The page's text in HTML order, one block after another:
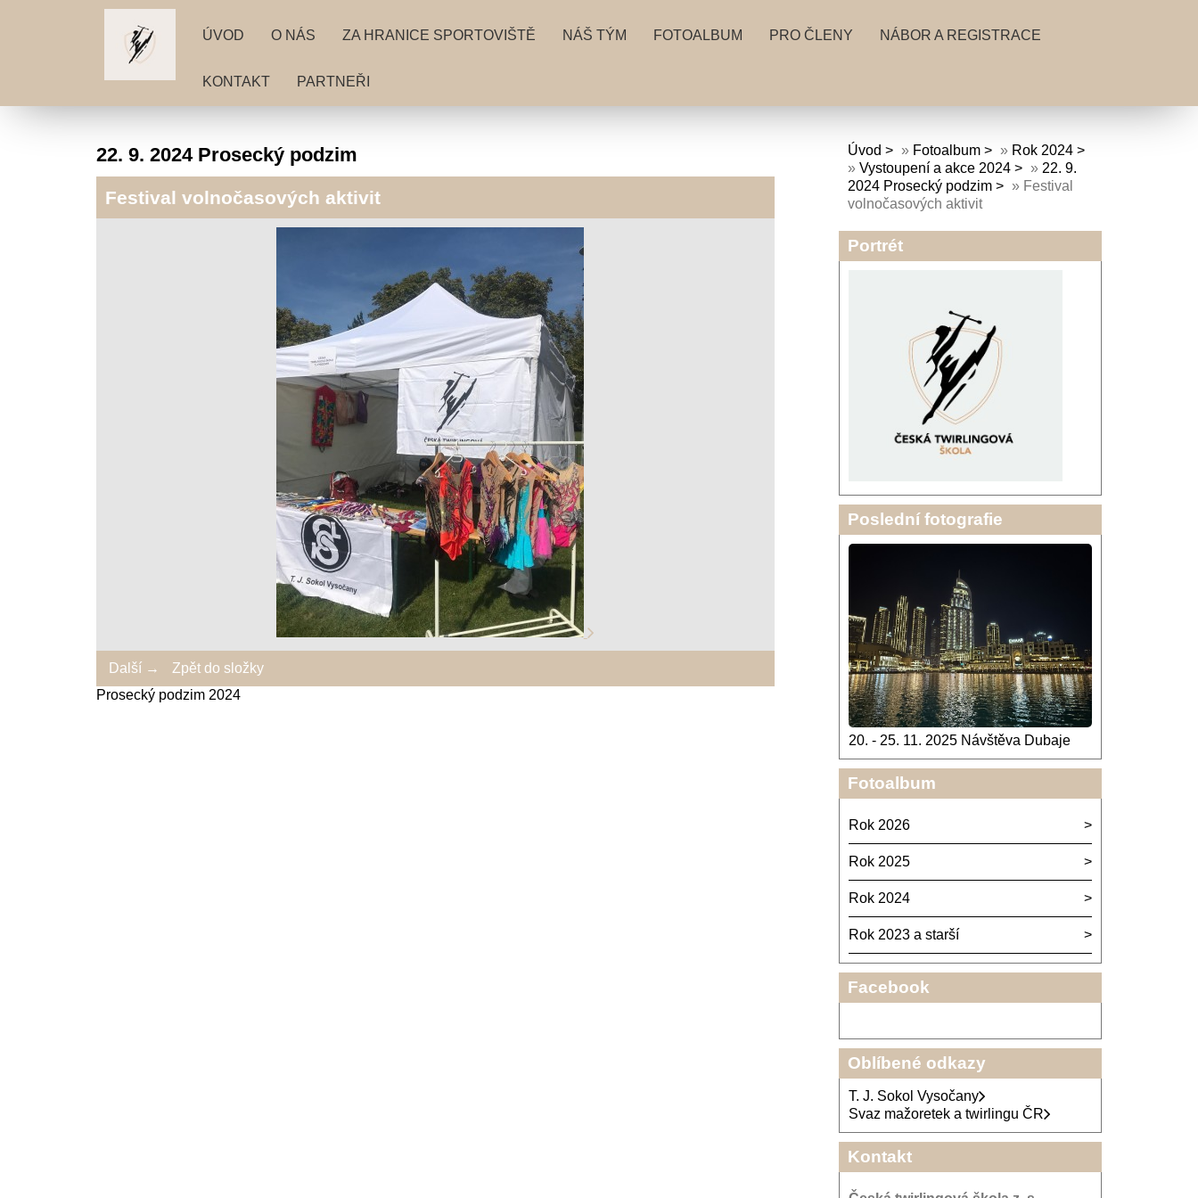
ÚVOD O NÁS ZA HRANICE SPORTOVIŠTĚ NÁŠ TÝM FOTOALBUM PRO ČLENY NÁBOR A REGISTRACE
KONTAKT PARTNEŘI
22. 9. 2024 Prosecký podzim
Festival volnočasových aktivit
Další →
Zpět do složky
Prosecký podzim 2024
Úvod » Fotoalbum » Rok 2024
» Vystoupení a akce 2024 » 22. 9.
2024 Prosecký podzim
» Festival
volnočasových aktivit
Portrét
Poslední fotografie
20. - 25. 11. 2025 Návštěva Dubaje
Fotoalbum
Rok 2026
Rok 2025
Rok 2024
Rok 2023 a starší
Facebook
Oblíbené odkazy
T. J. Sokol Vysočany
Svaz mažoretek a twirlingu ČR
Kontakt